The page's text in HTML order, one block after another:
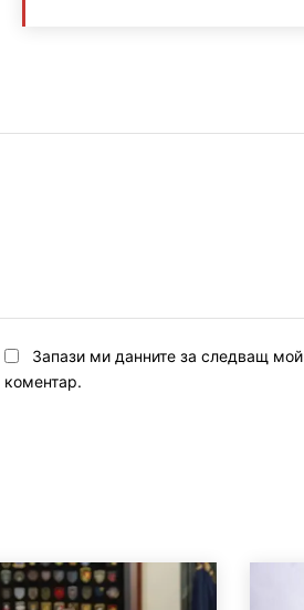
Email:*Запази ми данните за следващ мой
коментар.